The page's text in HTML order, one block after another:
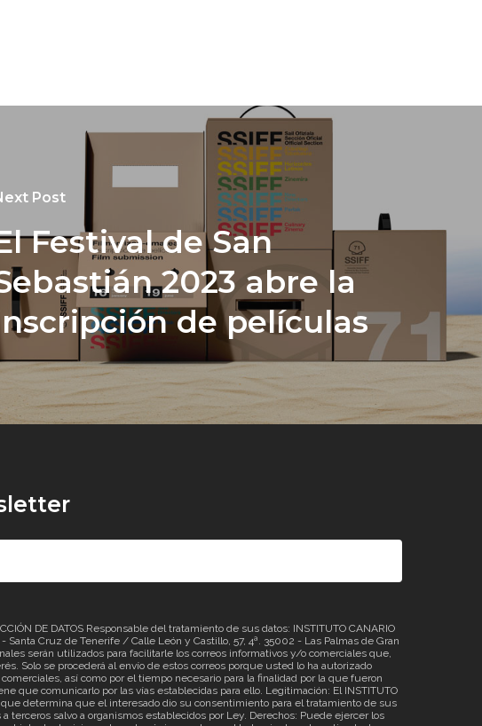
Post
Festival de San
2023 abre la
de películas
DE DATOS Responsable del tratamiento de sus datos: INSTITUTO CANARIO
Santa Cruz de Tenerife / Calle León y Castillo, 57, 4ª. 35002 - Las Palmas de Gran
serán utilizados para facilitarle los correos informativos y/o comerciales que,
Solo se procederá al envío de estos correos porque usted lo ha autorizado
así como por el tiempo necesario para la finalidad por la que fueron
que comunicarlo por las vías establecidas para ello. Legitimación: El INSTITUTO
que determina que el interesado dio su consentimiento para el tratamiento de sus
terceros salvo a organismos establecidos por Ley. Derechos: Puede ejercer los